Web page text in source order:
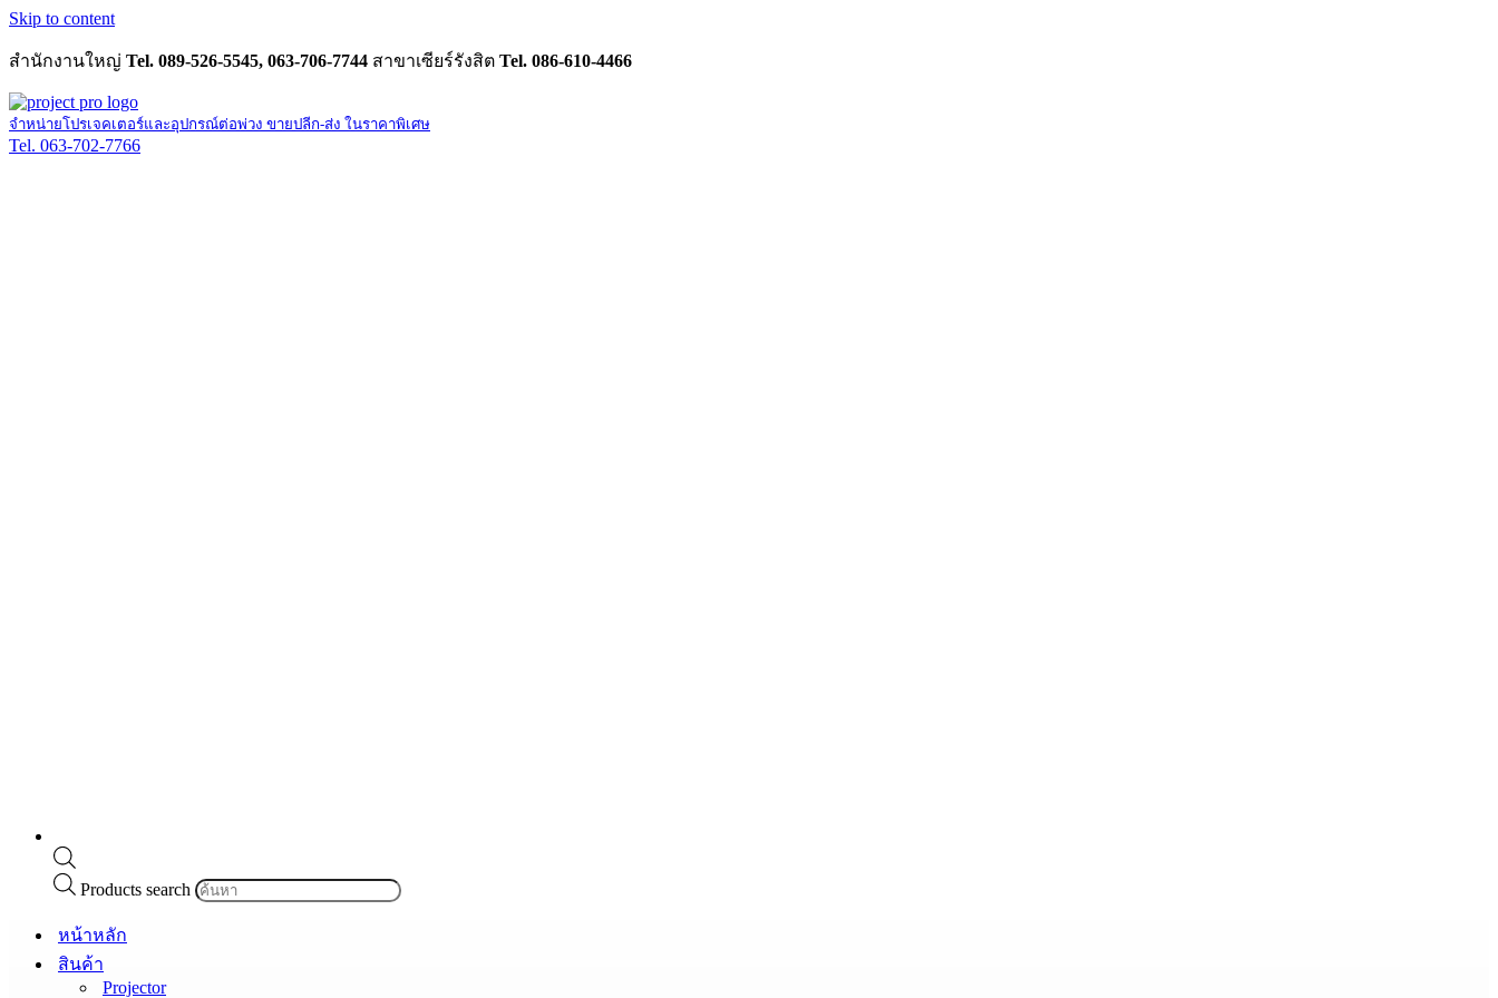
Skip to content
สำนักงานใหญ่ Tel. 089-526-5545, 063-706-7744 สาขาเซียร์รังสิต Tel. 086-610-4466
จำหน่ายโปรเจคเตอร์และอุปกรณ์ต่อพ่วง ขายปลีก-ส่ง ในราคาพิเศษ
Tel. 063-702-7766
Products search
หน้าหลัก
สินค้า
Projector